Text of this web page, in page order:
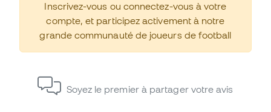
Inscrivez-vous ou connectez-vous à votre
compte, et participez activement à notre
grande communauté de joueurs de football
Soyez le premier à partager votre avis